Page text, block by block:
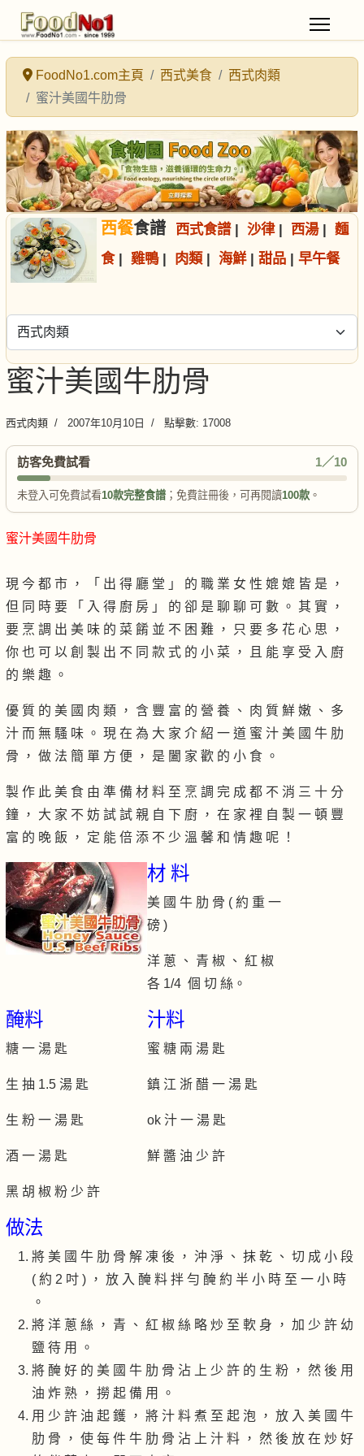
FoodNo1.com主頁 西式美食
西式肉類
蜜汁美國牛肋骨
西餐食譜 西式食譜| 沙律| 西湯| 麵
食| 雞鴨| 肉類 | 海鮮| 甜品 | 早午餐
選擇食譜分類
蜜汁美國牛肋骨
西式肉類 2007年10月10日 點擊數: 17008
訪客免費試看 1／10
未登入可免費試看10款完整食譜 ；免費註冊後，可再閱讀100款 。
蜜汁美國牛肋骨
現 今 都 市 ， 「 出 得 廳 堂 」 的 職 業 女 性 媲 媲 皆 是 ，
但 同 時 要 「 入 得 廚 房 」 的 卻 是 聊 聊 可 數 。 其 實 ，
要 烹 調 出 美 味 的 菜 餚 並 不 困 難 ， 只 要 多 花 心 思 ，
你 也 可 以 創 製 出 不 同 款 式 的 小 菜 ， 且 能 享 受 入 廚
的 樂 趣 。
優 質 的 美 國 肉 類 ， 含 豐 富 的 營 養 、 肉 質 鮮 嫩 、 多
汁 而 無 騷 味 。 現 在 為 大 家 介 紹 一 道 蜜 汁 美 國 牛 肋
骨 ， 做 法 簡 單 方 便 ， 是 闔 家 歡 的 小 食 。
製 作 此 美 食 由 準 備 材 料 至 烹 調 完 成 都 不 消 三 十 分
鐘 ， 大 家 不 妨 試 試 親 自 下 廚 ， 在 家 裡 自 製 一 頓 豐
富 的 晚 飯 ， 定 能 倍 添 不 少 溫 馨 和 情 趣 呢 ！
材 料
美 國 牛 肋 骨 ( 約 重 一
磅 )
洋 蔥 、 青 椒 、 紅 椒
各 1/4 個 切 絲。
醃料
糖 一 湯 匙
生 抽 1.5 湯 匙
生 粉 一 湯 匙
酒 一 湯 匙
黑 胡 椒 粉 少 許
汁料
蜜 糖 兩 湯 匙
鎮 江 浙 醋 一 湯 匙
ok 汁 一 湯 匙
鮮 醬 油 少 許
做法
將 美 國 牛 肋 骨 解 凍 後 ， 沖 淨 、 抹 乾 、 切 成 小 段
( 約 2 吋 ) ， 放 入 醃 料 拌 勻 醃 約 半 小 時 至 一 小 時
。
將 洋 蔥 絲 ， 青 、 紅 椒 絲 略 炒 至 軟 身 ， 加 少 許 幼
鹽 待 用 。
將 醃 好 的 美 國 牛 肋 骨 沾 上 少 許 的 生 粉 ， 然 後 用
油 炸 熟 ， 撈 起 備 用 。
用 少 許 油 起 鑊 ， 將 汁 料 煮 至 起 泡 ， 放 入 美 國 牛
肋 骨 ， 使 每 件 牛 肋 骨 沾 上 汁 料 ， 然 後 放 在 炒 好